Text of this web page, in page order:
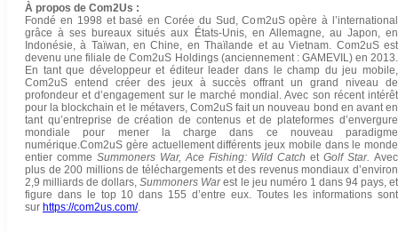
À propos de Com2Us :
Fondé en 1998 et basé en Corée du Sud, Com2uS opère à l’international
grâce à ses bureaux situés aux États-Unis, en Allemagne, au Japon, en
Indonésie, à Taïwan, en Chine, en Thaïlande et au Vietnam. Com2uS est
devenu une filiale de Com2uS Holdings (anciennement : GAMEVIL) en 2013.
En tant que développeur et éditeur leader dans le champ du jeu mobile,
Com2uS entend créer des jeux à succès offrant un grand niveau de
profondeur et d’engagement sur le marché mondial. Avec son récent intérêt
pour la blockchain et le métavers, Com2uS fait un nouveau bond en avant en
tant qu’entreprise de création de contenus et de plateformes d’envergure
mondiale pour mener la charge dans ce nouveau paradigme
numérique.Com2uS gère actuellement différents jeux mobile dans le monde
entier comme Summoners War, Ace Fishing: Wild Catch et Golf Star. Avec
plus de 200 millions de téléchargements et des revenus mondiaux d’environ
2,9 milliards de dollars, Summoners Warest le jeu numéro 1 dans 94 pays, et
figure dans le top 10 dans 155 d’entre eux. Toutes les informations sont
sur https://com2us.com/.